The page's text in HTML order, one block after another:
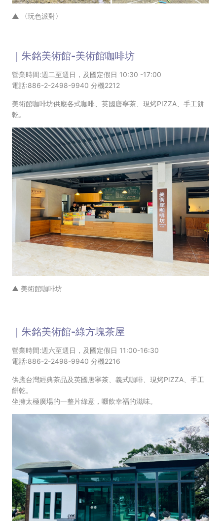
▲ 〈玩色派對〉
｜朱銘美術館-美術館咖啡坊
營業時間:週二至週日，及國定假日 10:30 -17:00
電話:886-2-2498-9940 分機2212
美術館咖啡坊供應各式咖啡、英國唐寧茶、現烤PIZZA、手工餅
乾。
▲ 美術館咖啡坊
｜朱銘美術館-綠方塊茶屋
營業時間:週六至週日，及國定假日 11:00-16:30
電話:886-2-2498-9940 分機2216
供應台灣經典茶品及英國唐寧茶、義式咖啡、現烤PIZZA、手工
餅乾。
坐擁太極廣場的一整片綠意，啜飲幸福的滋味。